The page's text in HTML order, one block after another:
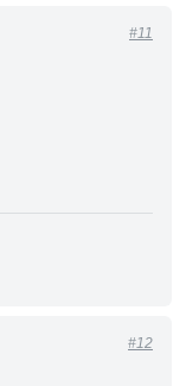
#11
#12